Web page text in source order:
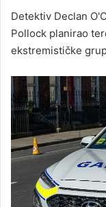
Detektiv Declan
Pollock planirao
ekstremističke